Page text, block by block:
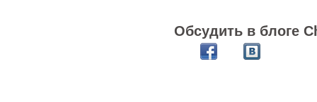
Обсудить в блоге